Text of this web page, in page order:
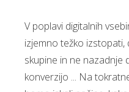
V poplavi digitalnih
izjemno težko izstopati,
skupine in ne nazadnje
konverzijo ... Na